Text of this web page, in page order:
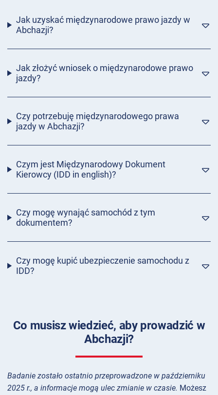
Jak uzyskać międzynarodowe prawo jazdy w
Abchazji?
Jak złożyć wniosek o międzynarodowe prawo
jazdy?
Czy potrzebuję międzynarodowego prawa
jazdy w Abchazji?
Czym jest Międzynarodowy Dokument
Kierowcy (IDD in english)?
Czy mogę wynająć samochód z tym
dokumentem?
Czy mogę kupić ubezpieczenie samochodu z
IDD?
Co musisz wiedzieć, aby prowadzić w
Abchazji?
Badanie zostało ostatnio przeprowadzone w październiku
2025 r., a informacje mogą ulec zmianie w czasie. Możesz